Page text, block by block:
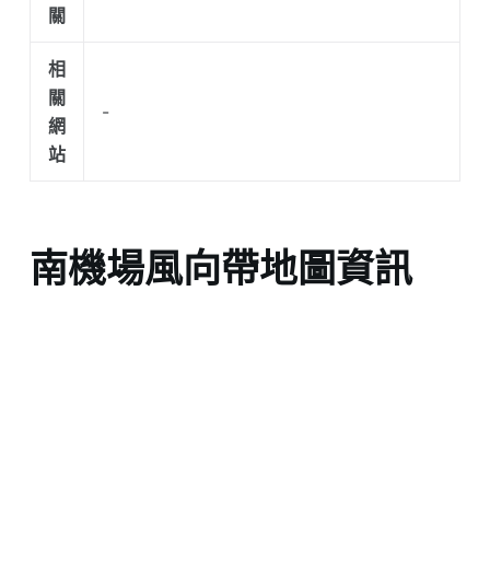
關
相
關
網
站
-
南機場風向帶地圖資訊